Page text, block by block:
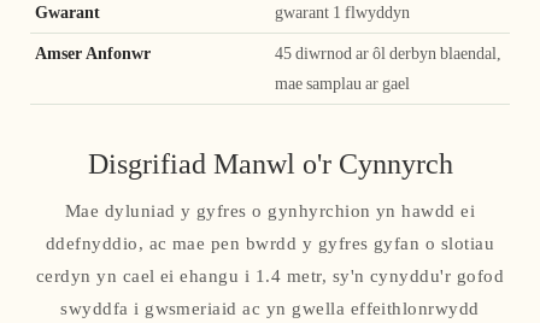
Gwarant gwarant 1 flwyddyn
Amser Anfonwr
45 diwrnod ar ôl derbyn blaendal,
mae samplau ar gael
Disgrifiad Manwl o'r Cynnyrch
Mae dyluniad y gyfres o gynhyrchion yn hawdd ei
ddefnyddio, ac mae pen bwrdd y gyfres gyfan o slotiau
cerdyn yn cael ei ehangu i 1.4 metr, sy'n cynyddu'r gofod
swyddfa i gwsmeriaid ac yn gwella effeithlonrwydd